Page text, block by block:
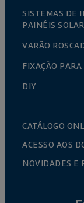
SISTEMAS DE
PAINÉIS
VARÃO
FIXAÇÃO
DIY
CATÁLOGO
ACESSO AOS
NOVIDADES E